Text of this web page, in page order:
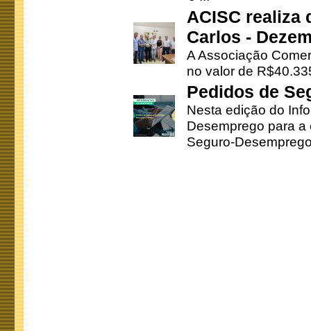
ACISC realiza
Carlos -
A Associação
no valor de
Pedidos de
Nesta edição do
Desemprego para
Seguro-